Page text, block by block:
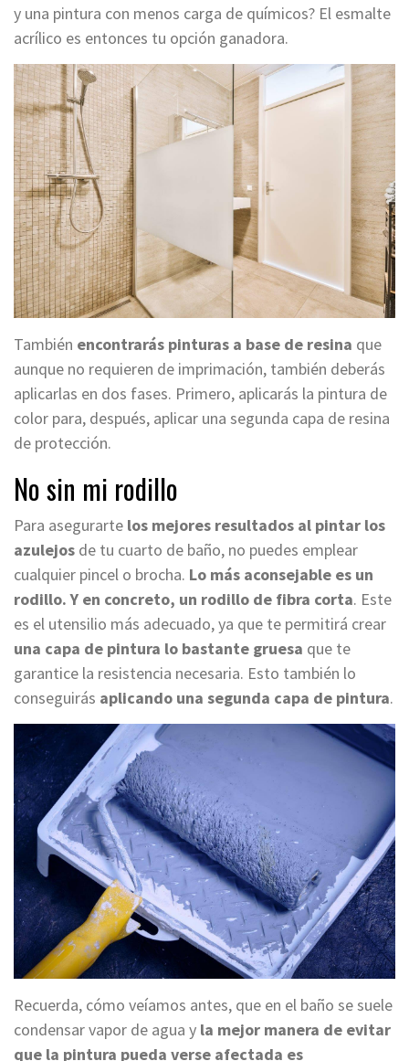
y una pintura con menos carga de químicos? El esmalte
acrílico es entonces tu opción ganadora.
También encontrarás pinturas a base de resina que
aunque no requieren de imprimación, también deberás
aplicarlas en dos fases. Primero, aplicarás la pintura de
color para, después, aplicar una segunda capa de resina
de protección.
No sin mi rodillo
Para asegurarte los mejores resultados al pintar los
azulejos de tu cuarto de baño, no puedes emplear
cualquier pincel o brocha. Lo más aconsejable es un
rodillo. Y en concreto, un rodillo de fibra corta. Este
es el utensilio más adecuado, ya que te permitirá crear
una capa de pintura lo bastante gruesa que te
garantice la resistencia necesaria. Esto también lo
conseguirás aplicando una segunda capa de pintura.
Recuerda, cómo veíamos antes, que en el baño se suele
condensar vapor de agua y la mejor manera de evitar
que la pintura pueda verse afectada es